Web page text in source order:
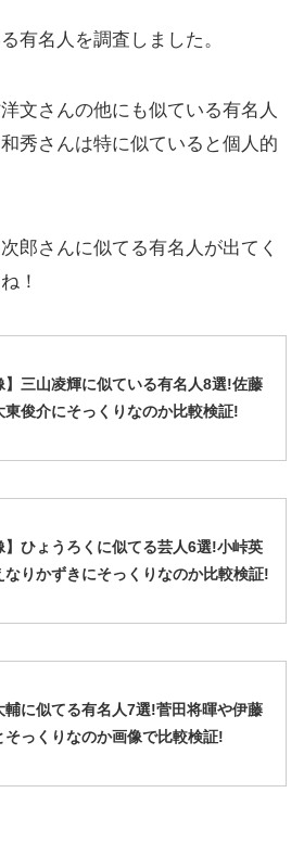
有名人を調査しました。
文さんの他にも似ている有名人
秀さんは特に似ていると個人的
郎さんに似てる有名人が出てく
！
】三山凌輝に似ている有名人8選!佐藤
東俊介にそっくりなのか比較検証!
】ひょうろくに似てる芸人6選!小峠英
なりかずきにそっくりなのか比較検証!
輔に似てる有名人7選!菅田将暉や伊藤
そっくりなのか画像で比較検証!